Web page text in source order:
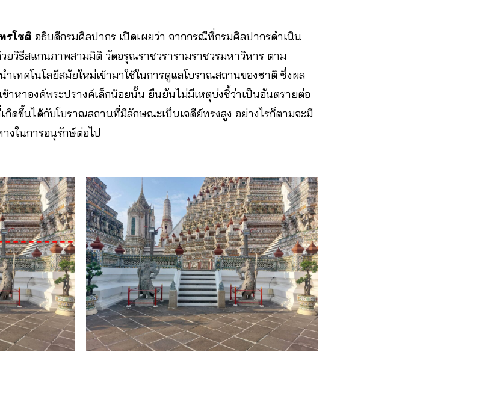
รโชติ อธิบดีกรมศิลปากร เปิดเผยว่า จากกรณีที่กรมศิลปากรดำเนิน
ยวิธีสแกนภาพสามมิติ วัดอรุณราชวรารามราชวรมหาวิหาร ตาม
เทคโนโลยีสมัยใหม่เข้ามาใช้ในการดูแลโบราณสถานของชาติ ซึ่งผล
หาองค์พระปรางค์เล็กน้อยนั้น ยืนยันไม่มีเหตุบ่งชี้ว่าเป็นอันตรายต่อ
กิดขึ้นได้กับโบราณสถานที่มีลักษณะเป็นเจดีย์ทรงสูง อย่างไรก็ตามจะมี
งในการอนุรักษ์ต่อไป